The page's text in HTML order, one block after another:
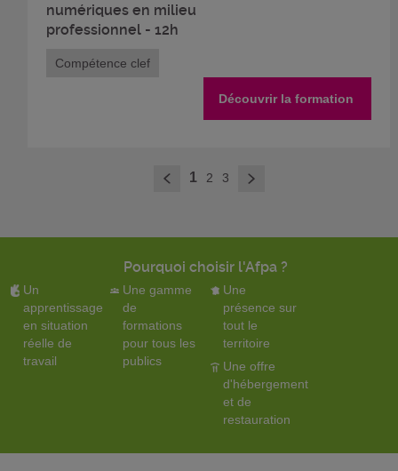
numériques en milieu
professionnel - 12h
Compétence clef
Découvrir la formation
< 1 2 3 >
Pourquoi choisir l'Afpa ?
Un
apprentissage
en situation
réelle de
travail
Une gamme
de
formations
pour tous les
publics
Une
présence sur
tout le
territoire
Une offre
d'hébergement
et de
restauration